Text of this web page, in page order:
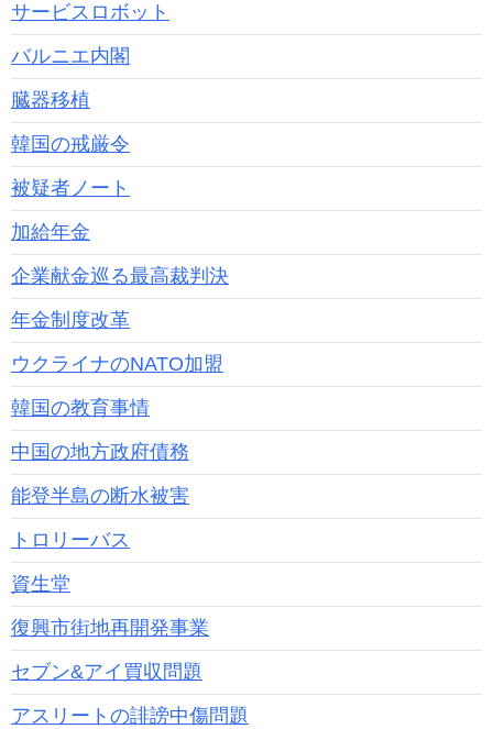
サービスロボット
バルニエ内閣
臓器移植
韓国の戒厳令
被疑者ノート
加給年金
企業献金巡る最高裁判決
年金制度改革
ウクライナのNATO加盟
韓国の教育事情
中国の地方政府債務
能登半島の断水被害
トロリーバス
資生堂
復興市街地再開発事業
セブン&アイ買収問題
アスリートの誹謗中傷問題